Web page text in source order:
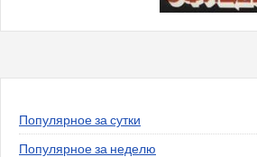
Популярное за сутки
Популярное за неделю